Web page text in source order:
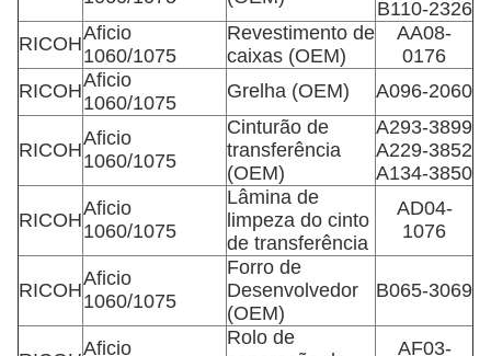
B110-2326
RICOHAficio
1060/1075
Revestimento de
caixas (OEM)
AA08-
0176
RICOHAficio
1060/1075
Grelha (OEM) A096-2060
RICOH
Aficio
1060/1075
Cinturão de
transferência
(OEM)
A293-3899
A229-3852
A134-3850
RICOH
Aficio
1060/1075
Lâmina de
limpeza do cinto
de transferência
AD04-
1076
RICOH
Aficio
1060/1075
Forro de
Desenvolvedor
(OEM)
B065-3069
Aficio
Rolo de
AF03-